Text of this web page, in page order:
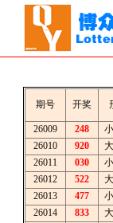
期号 开奖
26009
248
26010
920
26011
030
26012
522
26013
477
26014
833